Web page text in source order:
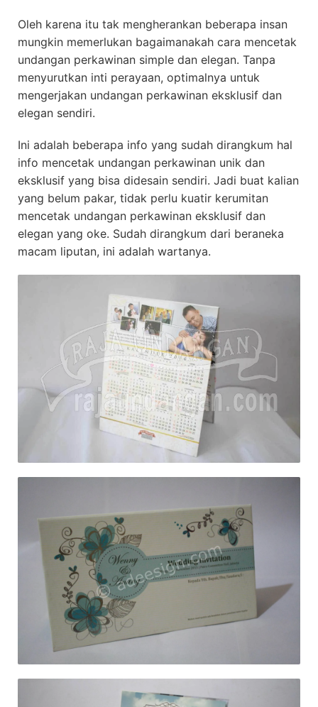
Oleh karena itu tak mengherankan beberapa insan
mungkin memerlukan bagaimanakah cara mencetak
undangan perkawinan simple dan elegan. Tanpa
menyurutkan inti perayaan, optimalnya untuk
mengerjakan undangan perkawinan eksklusif dan
elegan sendiri.
Ini adalah beberapa info yang sudah dirangkum hal
info mencetak undangan perkawinan unik dan
eksklusif yang bisa didesain sendiri. Jadi buat kalian
yang belum pakar, tidak perlu kuatir kerumitan
mencetak undangan perkawinan eksklusif dan
elegan yang oke. Sudah dirangkum dari beraneka
macam liputan, ini adalah wartanya.